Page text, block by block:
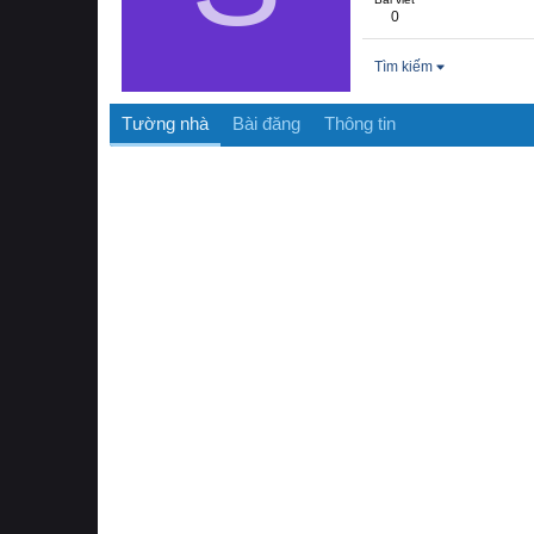
0
Tìm kiếm
Tường nhà Bài đăng Thông tin